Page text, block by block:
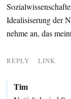
Idealisiserung der
nehme an, das
REPLY LINK
Tim